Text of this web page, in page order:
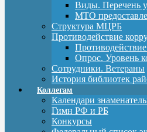
Виды. Перечень
МТО
Структура МЦРБ
Противодействие
Опрос. Уровень
Сотрудники. Ветераны
История библиотек
Коллегам
Календари
Гимн РФ и РБ
Конкурсы